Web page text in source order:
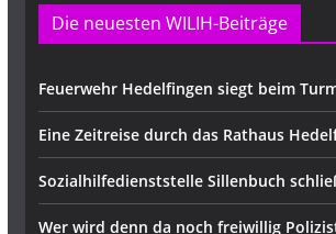
Die neuesten WILIH-Beiträge
Feuerwehr Hedelfingen siegt beim
Eine Zeitreise durch das Rathaus
Sozialhilfedienststelle Sillenbuch
Wer wird denn da noch freiwillig